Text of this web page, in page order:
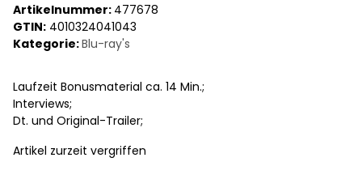
Artikelnummer: 477678
GTIN: 4010324041043
Kategorie:Blu-ray's
Laufzeit Bonusmaterial ca. 14 Min.;
Interviews;
Dt. und Original-Trailer;
Artikel zurzeit vergriffen